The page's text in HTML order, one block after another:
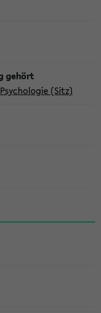
(Sitz)